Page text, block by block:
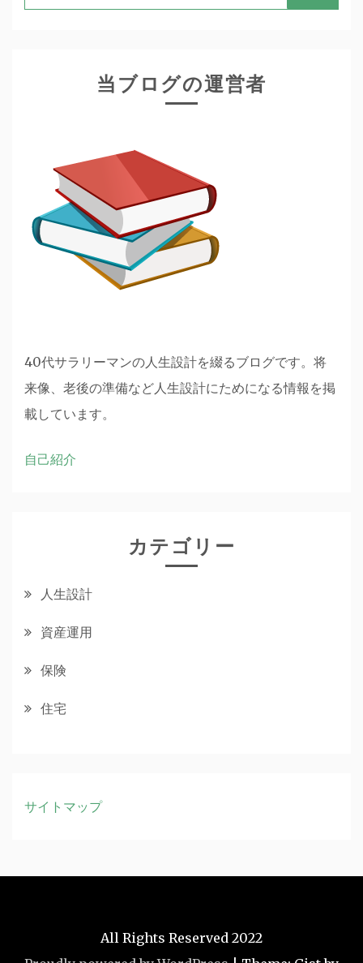
索:
当ブログの運営者
40代サラリーマンの人生設計を綴るブログです。将
来像、老後の準備など人生設計にためになる情報を掲
載しています。
自己紹介
カテゴリー
人生設計
資産運用
保険
住宅
サイトマップ
All Rights Reserved 2022